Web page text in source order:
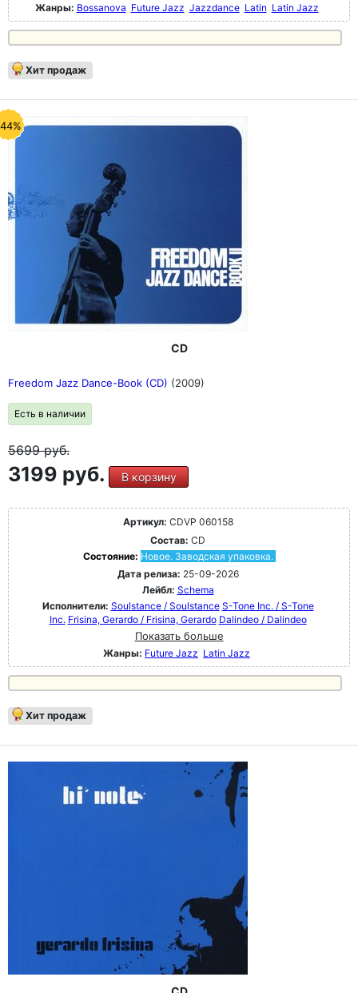
Жанры: Bossanova Future Jazz Jazzdance Latin Latin Jazz
Хит продаж
CD
Freedom Jazz Dance-Book (CD) (2009)
Есть в наличии
5699руб.
3199 руб. В корзину
Артикул: CDVP 060158
Состав: CD
Состояние: Новое. Заводская упаковка.
Дата релиза: 25-09-2026
Лейбл: Schema
Исполнители: Soulstance / Soulstance S-Tone Inc. / S-Tone
Inc. Frisina, Gerardo / Frisina, Gerardo Dalindeo / Dalindeo
Показать больше
Жанры: Future Jazz Latin Jazz
Хит продаж